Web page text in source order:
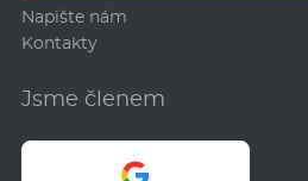
Napište nám
Kontakty
Jsme členem